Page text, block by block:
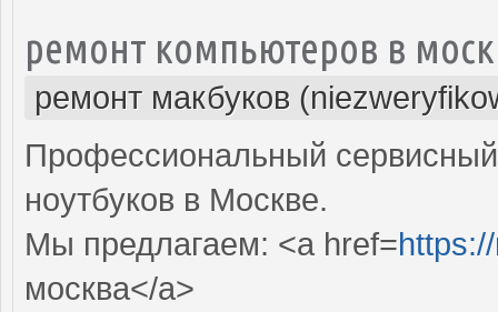
ремонт компьютеров в
ремонт макбуков
Профессиональный
ноутбуков в Москве.
Мы предлагаем: <a href=
москва</a>